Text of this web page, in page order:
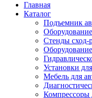
Главная
Каталог
Подъемник
Стенды сход-
Установки
Мебель для
Компрессоры